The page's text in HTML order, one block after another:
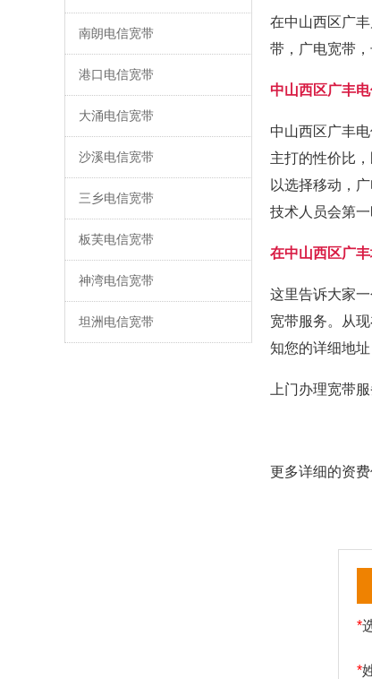
南朗电信宽带
港口电信宽带
大涌电信宽带
沙溪电信宽带
三乡电信宽带
板芙电信宽带
神湾电信宽带
坦洲电信宽带
在中山西区广
带，广电宽带
中山西区广丰
中山西区广丰
主打的性价比
以选择移动，
技术人员会第一
在中山西区广
这里告诉大家
宽带服务。从
知您的详细地
上门办理宽带
更多详细的资
*
*